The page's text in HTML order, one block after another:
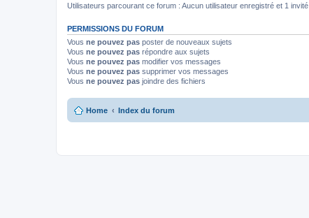
Utilisateurs parcourant ce forum : Aucun utilisateur enregistré et 1 invité
PERMISSIONS DU FORUM
Vous ne pouvez pas poster de nouveaux sujets
Vous ne pouvez pas répondre aux sujets
Vous ne pouvez pas modifier vos messages
Vous ne pouvez pas supprimer vos messages
Vous ne pouvez pas joindre des fichiers
Home Index du forum